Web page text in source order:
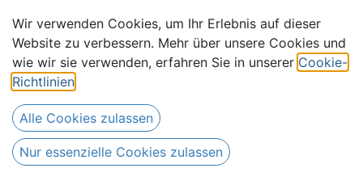
ein selbst fotografiertes Bild per Mail oder WhatsApp
einsendet. Die Teilnahmefristen des Fotowettbewerbs
finden Sie auf der Seite des aktuellen Wettbewerbs.
Anschließend erfolgt eine Jury-Vorauswahl. Die besten
10 Bilder werden auf verschiedenen Kanälen zum
Voting veröffentlicht.
Mit dem Einsenden eines Bildes erklärt sich der
Wir verwenden Cookies, um Ihr Erlebnis auf dieser
Website zu verbessern. Mehr über unsere Cookies und
wie wir sie verwenden, erfahren Sie in unserer Cookie-
Richtlinien
Alle Cookies zulassen
Nur essenzielle Cookies zulassen